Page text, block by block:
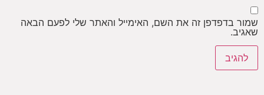
שמור בדפדפן זה את השם, האימייל והאתר שלי לפעם הבאה
שאגיב.